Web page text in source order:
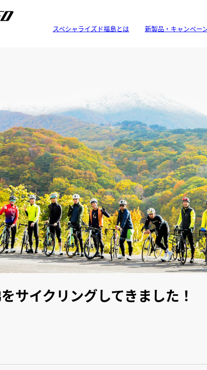
スペシャライズド福島とは 新製品・キャンペー
サイクリングしてきました！